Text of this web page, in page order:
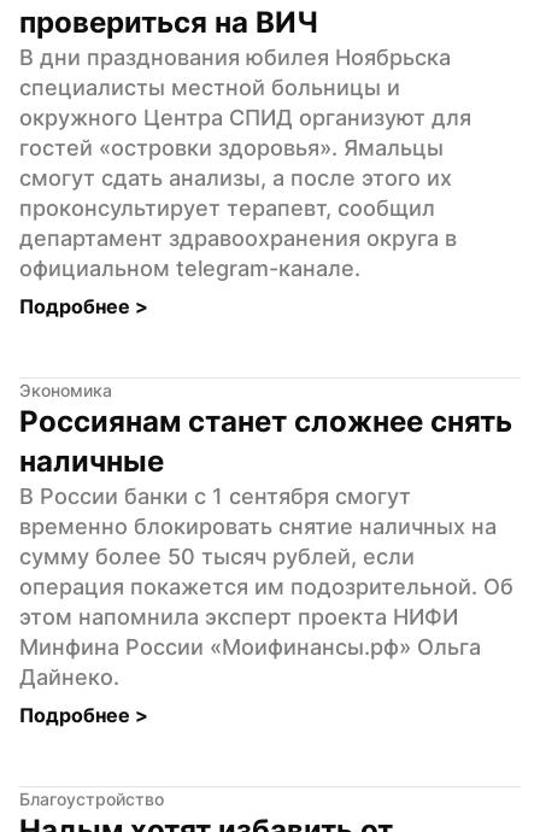
провериться на ВИЧ
В дни празднования юбилея Ноябрьска
специалисты местной больницы и
окружного Центра СПИД организуют для
гостей «островки здоровья». Ямальцы
смогут сдать анализы, а после этого их
проконсультирует терапевт, сообщил
департамент здравоохранения округа в
официальном telegram-канале.
Подробнее >
Экономика
Россиянам станет сложнее снять
наличные
В России банки с 1 сентября смогут
временно блокировать снятие наличных на
сумму более 50 тысяч рублей, если
операция покажется им подозрительной. Об
этом напомнила эксперт проекта НИФИ
Минфина России «Моифинансы.рф» Ольга
Дайнеко.
Подробнее >
Благоустройство